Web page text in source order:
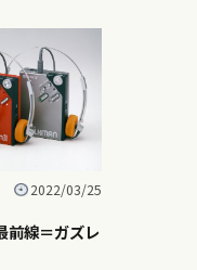
2022/03/25
前線＝ガズレ